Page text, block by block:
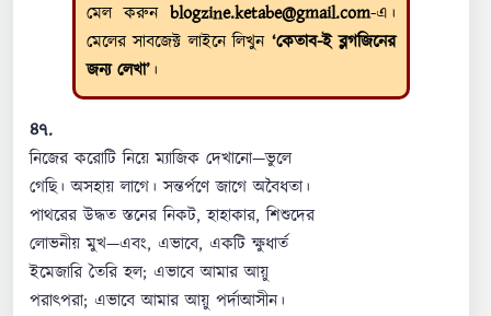
মেল করুনblogzine.ketabe@gmail.com-এ।
মেলের সাবজেক্ট লাইনে লিখুন ‘কেতাব-ই ব্লগজিনের
জন্য লেখা’।
৪৭.
নিজের করোটি নিয়ে ম্যাজিক দেখানো—ভুলে
গেছি। অসহায় লাগে। সন্তর্পণে জাগে অবৈধতা।
পাথরের উদ্ধত স্তনের নিকট, হাহাকার, শিশুদের
লোভনীয় মুখ—এবং, এভাবে, একটি ক্ষুধার্ত
ইমেজারি তৈরি হল; এভাবে আমার আয়ু
পরাৎপরা; এভাবে আমার আয়ু পর্দাআসীন।